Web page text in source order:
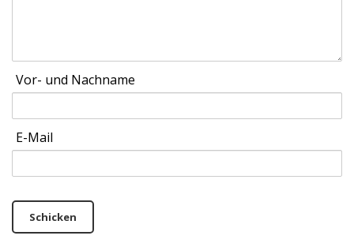
Vor- und Nachname
E-Mail
Schicken